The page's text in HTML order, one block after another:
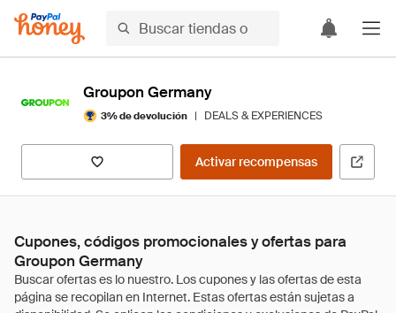
Groupon Germany
3% de devolución | DEALS & EXPERIENCES
Activar recompensas
Cupones, códigos promocionales y ofertas para
Groupon Germany